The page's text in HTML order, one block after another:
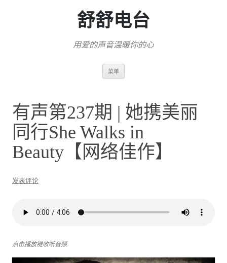
舒舒电台
用爱的声音温暖你的心
菜单
有声第237期 | 她携美丽
同行She Walks in
Beauty【网络佳作】
发表评论
点击播放键收听音频